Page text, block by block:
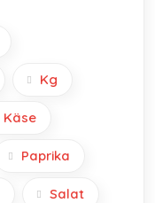
Kg
Käse
Paprika
Salat